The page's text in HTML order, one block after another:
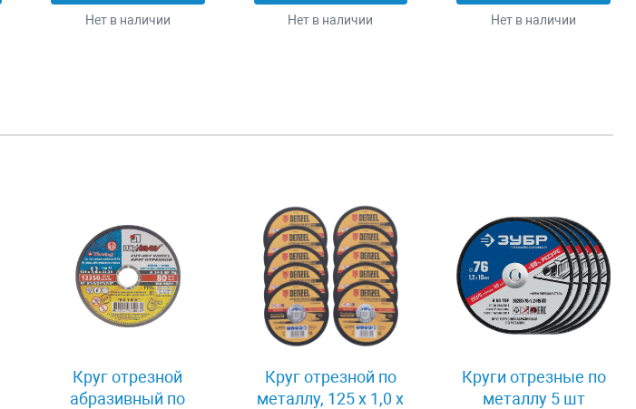
Нет в наличии Нет в наличии Нет в наличии
Круг отрезной
абразивный по
Круг отрезной по
металлу, 125 х 1,0 х
Круги отрезные по
металлу 5 шт